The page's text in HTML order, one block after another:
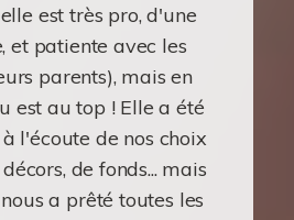
est très pro, d'une
et patiente avec les
parents), mais en
est au top ! Elle a été
l'écoute de nos choix
de fonds... mais
a prêté toutes les